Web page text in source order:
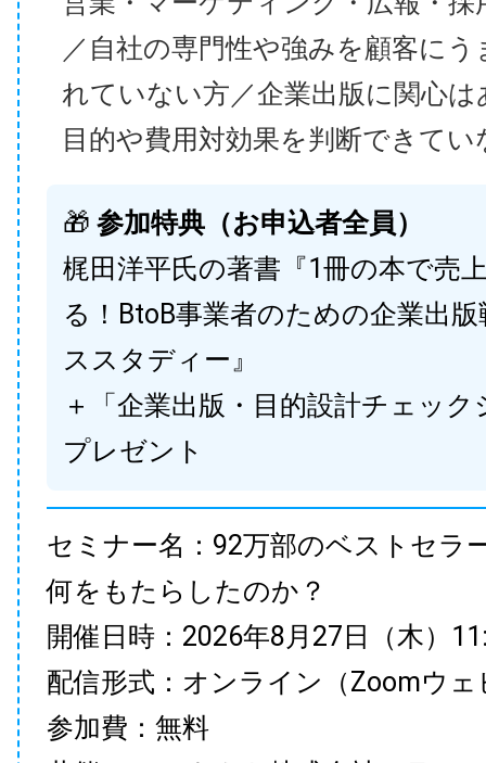
／自社の専門性や強みを顧客に
れていない方／企業出版に関心
目的や費用対効果を判断できてい
🎁 参加特典（お申込者全員）
梶田洋平氏の著書『1冊の本で売
る！BtoB事業者のための企業出
ススタディー』
＋「企業出版・目的設計チェック
プレゼント
セミナー名：92万部のベストセラ
何をもたらしたのか？
開催日時：2026年8月27日（木）
配信形式：オンライン（Zoomウェ
参加費：無料